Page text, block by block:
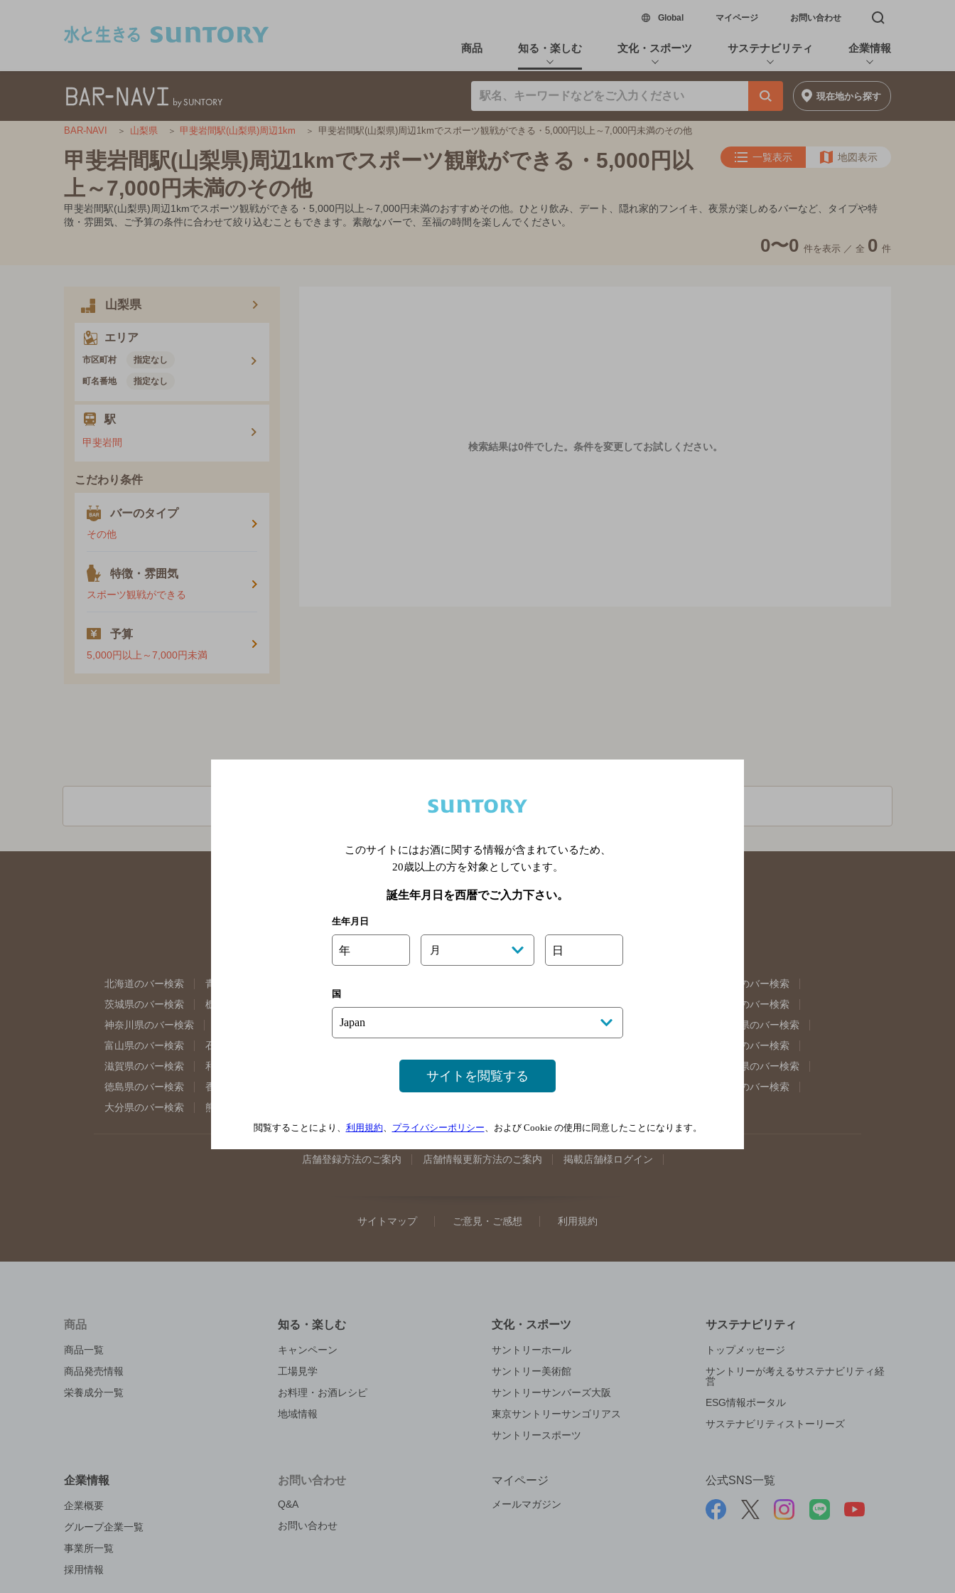
Global新しいウィンドウで開く
マイページ お問い合わせ 検索窓を開く
商品 知る・楽しむ 文化・スポーツ サステナビリティ 企業情報
現在地から探す
BAR-NAVI 山梨県 甲斐岩間駅(山梨県)周辺1km 甲斐岩間駅(山梨県)周辺1kmでスポーツ観戦ができる・5,000円以上～7,000円未満のその他
甲斐岩間駅(山梨県)周辺1kmでスポーツ観戦ができる・5,000円以
上～7,000円未満のその他
一覧表示 地図表示
甲斐岩間駅(山梨県)周辺1kmでスポーツ観戦ができる・5,000円以上～7,000円未満のおすすめその他。ひとり飲み、デート、隠れ家的フンイキ、夜景が楽しめるバーなど、タイプや特
徴・雰囲気、ご予算の条件に合わせて絞り込むこともできます。素敵なバーで、至福の時間を楽しんでください。
0〜0 件を表示 ／ 全 0 件
山梨県
エリア
市区町村 指定なし
町名番地 指定なし
駅
甲斐岩間
こだわり条件
バーのタイプ
その他
特徴・雰囲気
スポーツ観戦ができる
予算
5,000円以上～7,000円未満
検索結果は0件でした。 条件を変更してお試しください。
関連ページ
北海道のバー検索 青森県のバー検索
福島県のバー検索
茨城県のバー検索
栃木県のバー検索
東京都のバー検索
神奈川県のバー検索
埼玉県のバー検索
岐阜県のバー検索
富山県のバー検索
石川県のバー検索
奈良県のバー検索
滋賀県のバー検索
和歌山県のバー検索 山口県のバー検索
島根県のバー検索
徳島県のバー検索
香川県のバー検索
佐賀県のバー検索
大分県のバー検索
熊本県のバー検索
店舗登録方法のご案内 店舗情報更新方法のご案内 掲載店舗様ログイン
サイトマップ ご意見・ご感想 利用規約
商品
商品一覧
商品発売情報
栄養成分一覧
知る・楽しむ
キャンペーン
工場見学
お料理・お酒レシピ
地域情報
文化・スポーツ
サントリーホール
サントリー美術館
サントリーサンバーズ大阪
東京サントリーサンゴリアス
サントリースポーツ
サステナビリティ
トップメッセージ
サントリーが考えるサステナビリティ経
営
ESG情報ポータル
サステナビリティストーリーズ
企業情報
企業概要
グループ企業一覧
事業所一覧
採用情報
お問い合わせ
Q&A
お問い合わせ
マイページ
メールマガジン
公式SNS一覧
このサイトにはお酒に関する情報が含まれているため、
20歳以上の方を対象としています。
誕生年月日を西暦でご入力下さい。
生年月日
年 月 日
国
サイトを閲覧する
閲覧することにより、 利用規約、 プライバシーポリシー、および Cookie の使用に同意したことになります。